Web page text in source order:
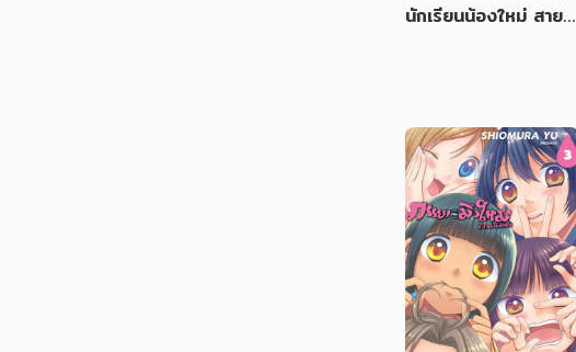
นักเรียนน้องใหม่ สายพั